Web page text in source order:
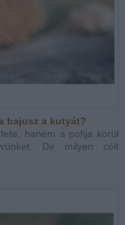
bajusz a kutyát?
hanem a pofija körül
De milyen célt